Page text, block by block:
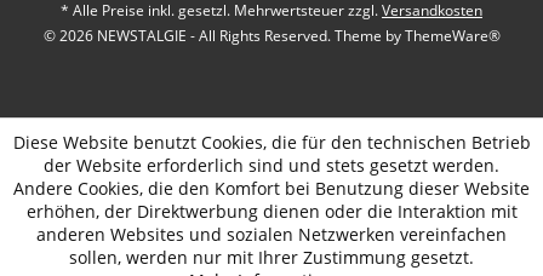
* Alle Preise inkl. gesetzl. Mehrwertsteuer zzgl.Versandkosten
© 2026 NEWSTALGIE - All Rights Reserved. Theme byThemeWare®
Diese Website benutzt Cookies, die für den technischen Betrieb
der Website erforderlich sind und stets gesetzt werden.
Andere Cookies, die den Komfort bei Benutzung dieser Website
erhöhen, der Direktwerbung dienen oder die Interaktion mit
anderen Websites und sozialen Netzwerken vereinfachen
sollen, werden nur mit Ihrer Zustimmung gesetzt.